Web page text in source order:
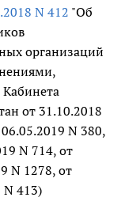
N 412 "Об
организаций
от 31.10.2018
N 380,
N 714, от
N 1278, от
N 413)